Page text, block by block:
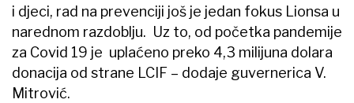
i djeci, rad na prevenciji još je jedan fokus Lionsa u
narednom razdoblju. Uz to, od početka pandemije
za Covid 19 je uplaćeno preko 4,3 milijuna dolara
donacija od strane LCIF – dodaje guvernerica V.
Mitrović.